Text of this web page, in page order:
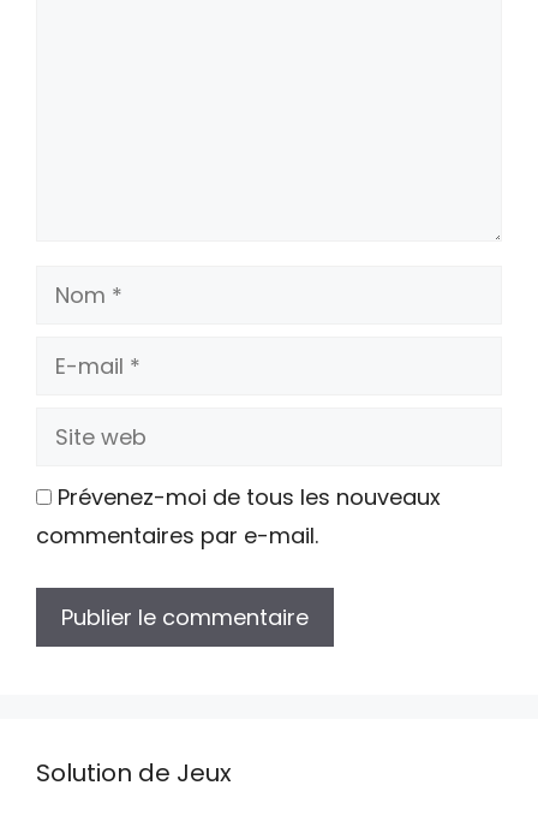
Nom
E-
Site
Prévenez-moi de tous les nouveaux
commentaires par e-mail.
Solution de Jeux